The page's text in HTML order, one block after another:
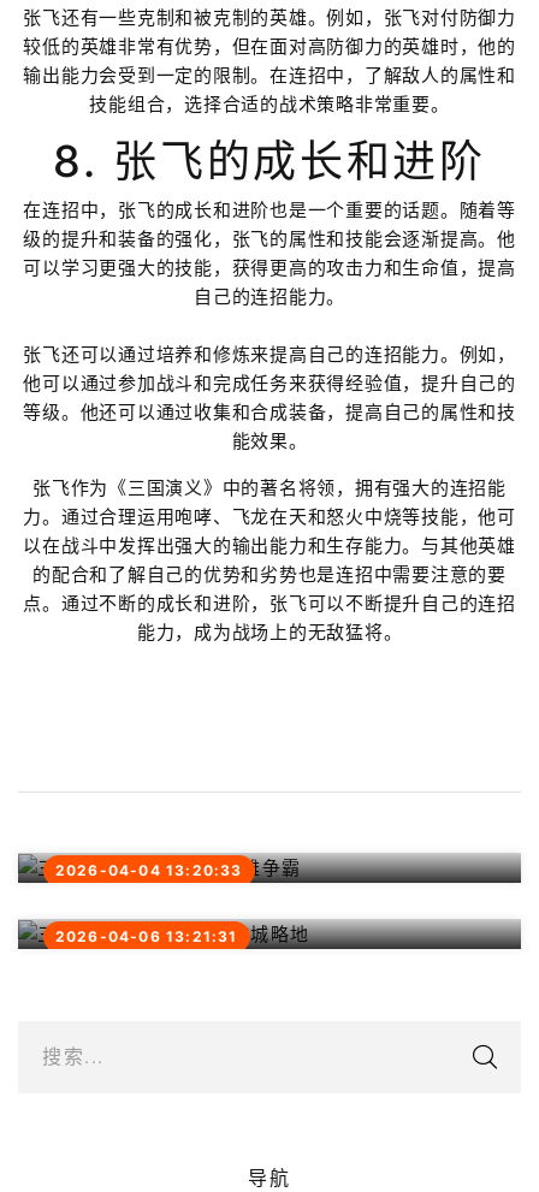
张飞还有一些克制和被克制的英雄。例如，张飞对付防御力
较低的英雄非常有优势，但在面对高防御力的英雄时，他的
输出能力会受到一定的限制。在连招中，了解敌人的属性和
技能组合，选择合适的战术策略非常重要。
8. 张飞的成长和进阶
在连招中，张飞的成长和进阶也是一个重要的话题。随着等
级的提升和装备的强化，张飞的属性和技能会逐渐提高。他
可以学习更强大的技能，获得更高的攻击力和生命值，提高
自己的连招能力。
张飞还可以通过培养和修炼来提高自己的连招能力。例如，
他可以通过参加战斗和完成任务来获得经验值，提升自己的
等级。他还可以通过收集和合成装备，提高自己的属性和技
能效果。
张飞作为《三国演义》中的著名将领，拥有强大的连招能
力。通过合理运用咆哮、飞龙在天和怒火中烧等技能，他可
以在战斗中发挥出强大的输出能力和生存能力。与其他英雄
的配合和了解自己的优势和劣势也是连招中需要注意的要
点。通过不断的成长和进阶，张飞可以不断提升自己的连招
能力，成为战场上的无敌猛将。
2026-04-04 13:20:33
2026-04-06 13:21:31
搜索...
导航